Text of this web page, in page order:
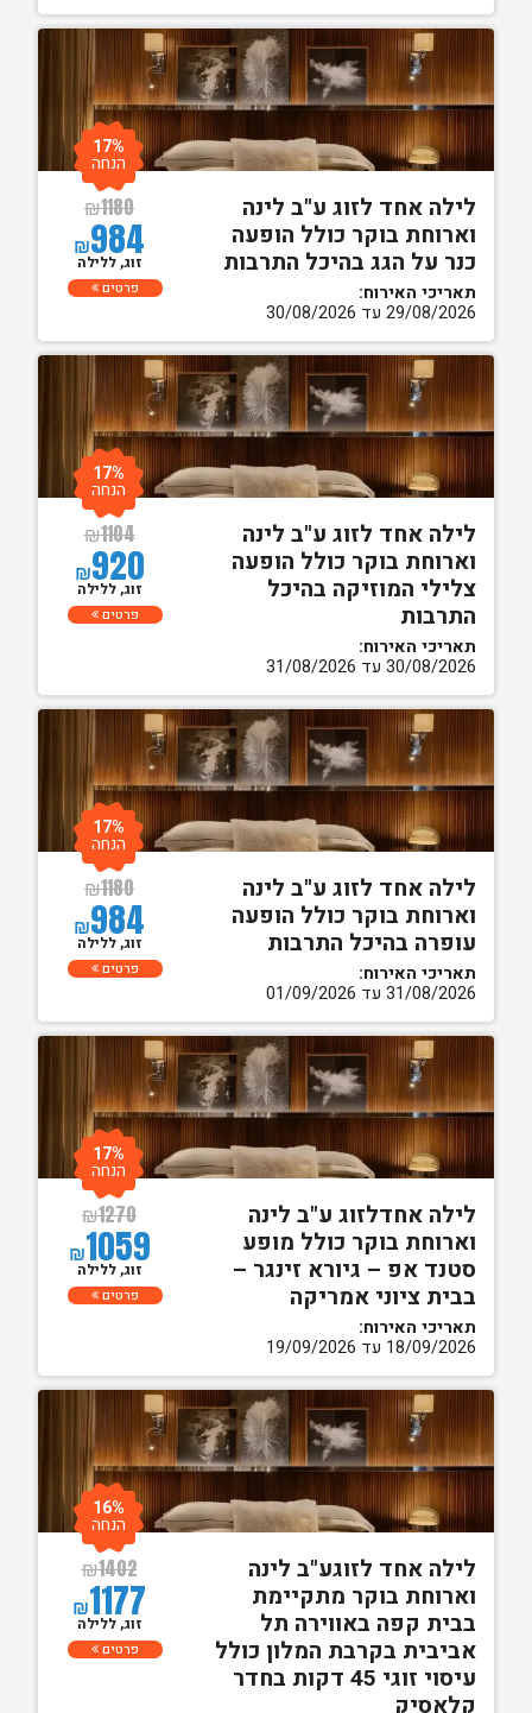
לילה אחד לזוג ע"ב לינה
וארוחת בוקר כולל הופעה
כנר על הגג בהיכל התרבות
תאריכי האירוח:
29/08/2026 עד 30/08/2026
₪1180
₪984
17%
הנחה
זוג, ללילה
פרטים
לילה אחד לזוג ע"ב לינה
וארוחת בוקר כולל הופעה
צלילי המוזיקה בהיכל
התרבות
תאריכי האירוח:
30/08/2026 עד 31/08/2026
₪1104
₪920
17%
הנחה
זוג, ללילה
פרטים
לילה אחד לזוג ע"ב לינה
וארוחת בוקר כולל הופעה
עופרה בהיכל התרבות
תאריכי האירוח:
31/08/2026 עד 01/09/2026
₪1180
₪984
17%
הנחה
זוג, ללילה
פרטים
לילה אחדלזוג ע"ב לינה
וארוחת בוקר כולל מופע
סטנד אפ – גיורא זינגר –
בבית ציוני אמריקה
תאריכי האירוח:
18/09/2026 עד 19/09/2026
₪1270
₪1059
17%
הנחה
זוג, ללילה
פרטים
לילה אחד לזוגע"ב לינה
וארוחת בוקר מתקיימת
בבית קפה באווירה תל
אביבית בקרבת המלון כולל
עיסוי זוגי 45 דקות בחדר
קלאסיק
₪1402
₪1177
16%
הנחה
זוג, ללילה
פרטים